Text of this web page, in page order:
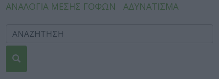
ΑΝΑΛΟΓΙΑ ΜΕΣΗΣ ΓΟΦΩΝ
ΑΔΥΝΑΤΙΣΜΑ